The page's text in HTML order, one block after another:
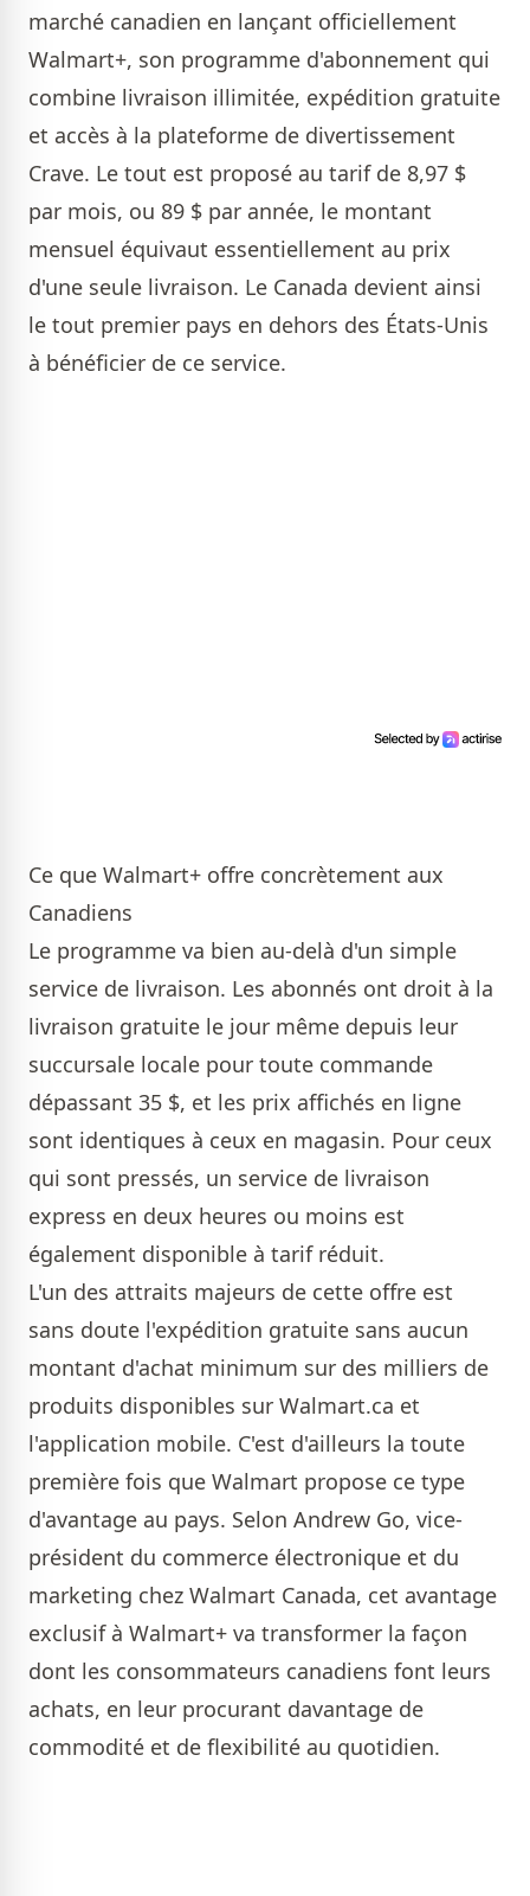
marché canadien en lançant officiellement
Walmart+, son programme d'abonnement qui
combine livraison illimitée, expédition gratuite
et accès à la plateforme de divertissement
Crave. Le tout est proposé au tarif de 8,97 $
par mois, ou 89 $ par année, le montant
mensuel équivaut essentiellement au prix
d'une seule livraison. Le Canada devient ainsi
le tout premier pays en dehors des États-Unis
à bénéficier de ce service.
Ce que Walmart+ offre concrètement aux
Canadiens
Le programme va bien au-delà d'un simple
service de livraison. Les abonnés ont droit à la
livraison gratuite le jour même depuis leur
succursale locale pour toute commande
dépassant 35 $, et les prix affichés en ligne
sont identiques à ceux en magasin. Pour ceux
qui sont pressés, un service de livraison
express en deux heures ou moins est
également disponible à tarif réduit.
L'un des attraits majeurs de cette offre est
sans doute l'expédition gratuite sans aucun
montant d'achat minimum sur des milliers de
produits disponibles sur Walmart.ca et
l'application mobile. C'est d'ailleurs la toute
première fois que Walmart propose ce type
d'avantage au pays. Selon Andrew Go, vice-
président du commerce électronique et du
marketing chez Walmart Canada, cet avantage
exclusif à Walmart+ va transformer la façon
dont les consommateurs canadiens font leurs
achats, en leur procurant davantage de
commodité et de flexibilité au quotidien.